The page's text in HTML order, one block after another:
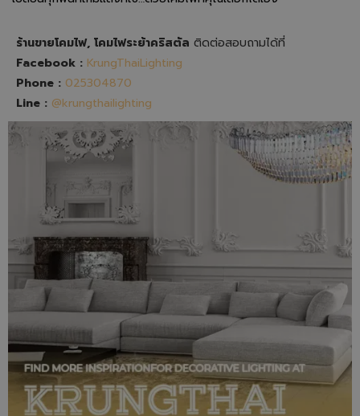
ร้านขายโคมไฟ, โคมไฟระย้าคริสตัล ติดต่อสอบถามได้ที่
Facebook : KrungThaiLighting
Phone : 025304870
Line : @krungthailighting